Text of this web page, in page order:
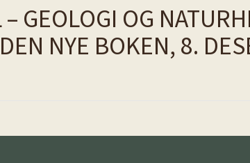
GEOLOGI OG
NYE BOKEN, 8.